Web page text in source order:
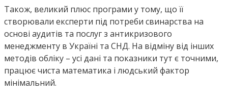
Також, великий плюс програми у тому, що її
створювали експерти під потреби свинарства на
основі аудитів та послуг з антикризового
менеджменту в Україні та СНД. На відміну від інших
методів обліку – усі дані та показники тут є точними,
працює чиста математика і людський фактор
мінімальний.